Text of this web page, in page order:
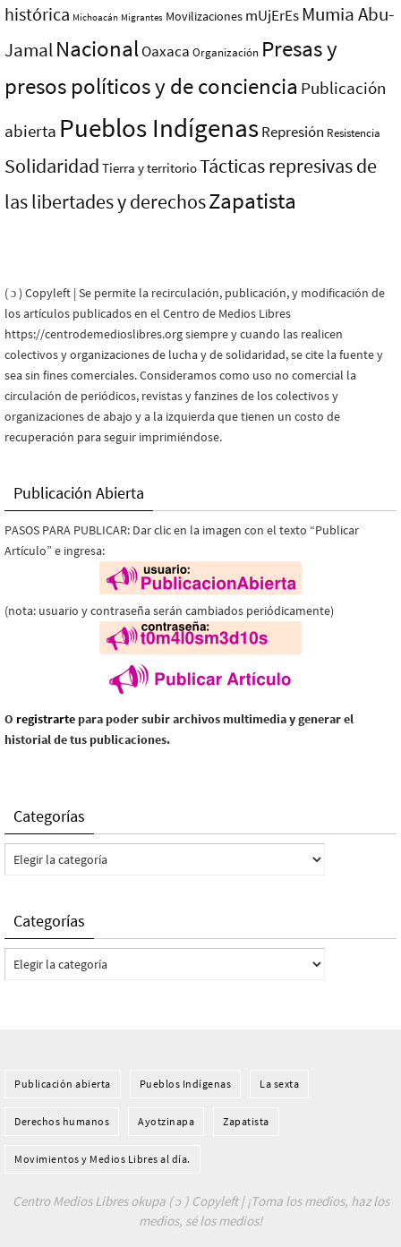
histórica Michoacán Migrantes Movilizaciones mUjErEsMumia Abu-
JamalNacionalOaxaca Organización Presas y
presos polí­ticos y de conciencia Publicación
abierta Pueblos Indí­genasRepresión Resistencia
Solidaridad Tierra y territorioTácticas represivas de
las libertades y derechosZapatista
( ɔ ) Copyleft | Se permite la recirculación, publicación, y modificación de
los artículos publicados en el Centro de Medios Libres
https://centrodemedioslibres.org siempre y cuando las realicen
colectivos y organizaciones de lucha y de solidaridad, se cite la fuente y
sea sin fines comerciales. Consideramos como uso no comercial la
circulación de periódicos, revistas y fanzines de los colectivos y
organizaciones de abajo y a la izquierda que tienen un costo de
recuperación para seguir imprimiéndose.
Publicación Abierta
PASOS PARA PUBLICAR: Dar clic en la imagen con el texto “Publicar
Artículo” e ingresa:
(nota: usuario y contraseña serán cambiados periódicamente)
O registrarte para poder subir archivos multimedia y generar el
historial de tus publicaciones.
Categorías
Categorías
Categorías
Categorías
Publicación abierta Pueblos Indí­genas La sexta
Derechos humanos Ayotzinapa Zapatista
Movimientos y Medios Libres al día.
Centro Medios Libres okupa ( ɔ ) Copyleft | ¡Toma los medios, haz los
medios, sé los medios!